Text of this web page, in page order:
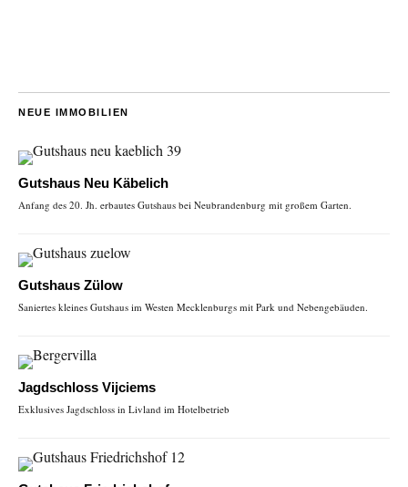
NEUE IMMOBILIEN
Gutshaus Neu Käbelich
Anfang des 20. Jh. erbautes Gutshaus bei Neubrandenburg mit großem Garten.
Gutshaus Zülow
Saniertes kleines Gutshaus im Westen Mecklenburgs mit Park und Nebengebäuden.
Jagdschloss Vijciems
Exklusives Jagdschloss in Livland im Hotelbetrieb